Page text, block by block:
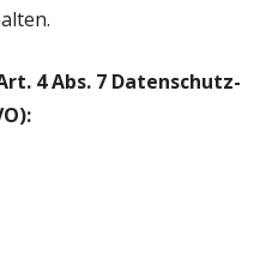
4 Abs. 7 Datenschutz-